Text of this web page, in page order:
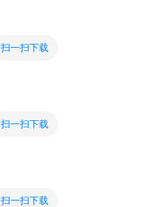
扫一扫下载
扫一扫下载
扫一扫下载